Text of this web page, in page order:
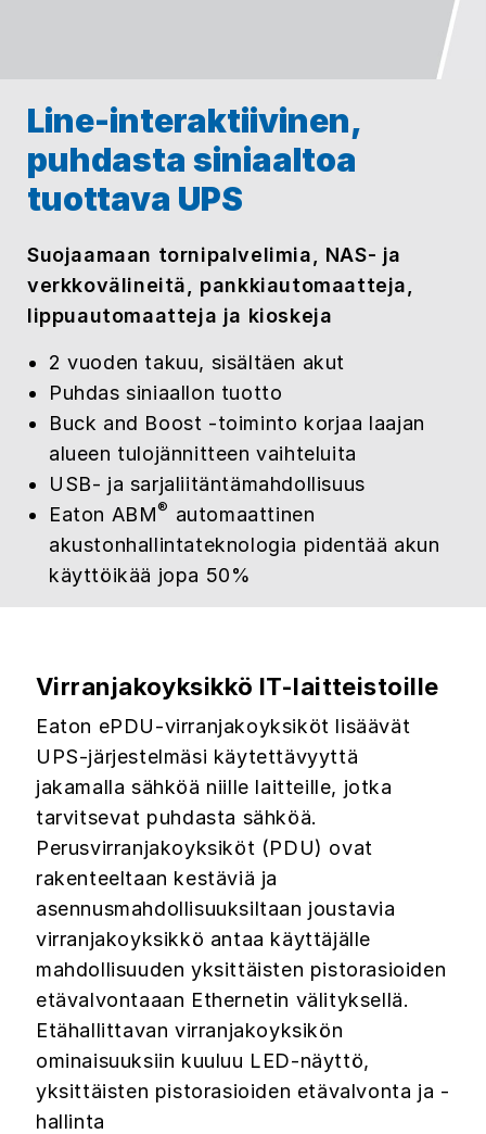
Line-interaktiivinen,
puhdasta siniaaltoa
tuottava UPS
Suojaamaan tornipalvelimia, NAS- ja
verkkovälineitä, pankkiautomaatteja,
lippuautomaatteja ja kioskeja
2 vuoden takuu, sisältäen akut
Puhdas siniaallon tuotto
Buck and Boost -toiminto korjaa laajan
alueen tulojännitteen vaihteluita
USB- ja sarjaliitäntämahdollisuus
Eaton ABM® automaattinen
akustonhallintateknologia pidentää akun
käyttöikää jopa 50%
Virranjakoyksikkö IT-laitteistoille
Eaton ePDU-virranjakoyksiköt lisäävät
UPS-järjestelmäsi käytettävyyttä
jakamalla sähköä niille laitteille, jotka
tarvitsevat puhdasta sähköä.
Perusvirranjakoyksiköt (PDU) ovat
rakenteeltaan kestäviä ja
asennusmahdollisuuksiltaan joustavia
virranjakoyksikkö antaa käyttäjälle
mahdollisuuden yksittäisten pistorasioiden
etävalvontaaan Ethernetin välityksellä.
Etähallittavan virranjakoyksikön
ominaisuuksiin kuuluu LED-näyttö,
yksittäisten pistorasioiden etävalvonta ja -
hallinta